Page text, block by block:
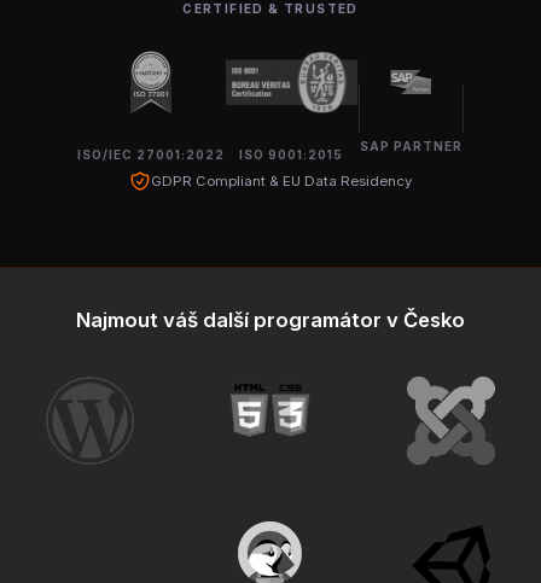
CERTIFIED & TRUSTED
ISO/IEC 27001:2022 ISO 9001:2015
SAP PARTNER
GDPR Compliant & EU Data Residency
Najmout váš další programátor v Česko